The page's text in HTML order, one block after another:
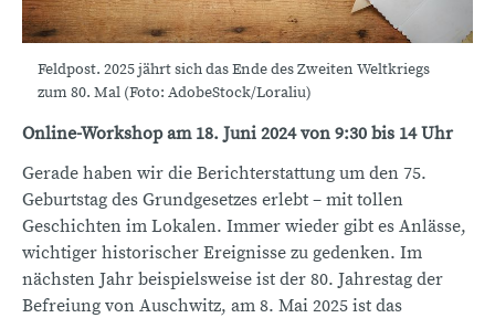
Feldpost. 2025 jährt sich das Ende des Zweiten Weltkriegs
zum 80. Mal (Foto: AdobeStock/Loraliu)
Online-Workshop am 18. Juni 2024 von 9:30 bis 14 Uhr
Gerade haben wir die Berichterstattung um den 75.
Geburtstag des Grundgesetzes erlebt – mit tollen
Geschichten im Lokalen. Immer wieder gibt es Anlässe,
wichtiger historischer Ereignisse zu gedenken. Im
nächsten Jahr beispielsweise ist der 80. Jahrestag der
Befreiung von Auschwitz, am 8. Mai 2025 ist das